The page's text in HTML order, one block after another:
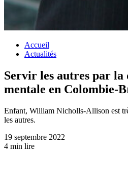
Accueil
Actualités
Servir les autres par la
mentale en Colombie-
Enfant, William Nicholls-Allison est
les autres.
19 septembre 2022
4 min lire